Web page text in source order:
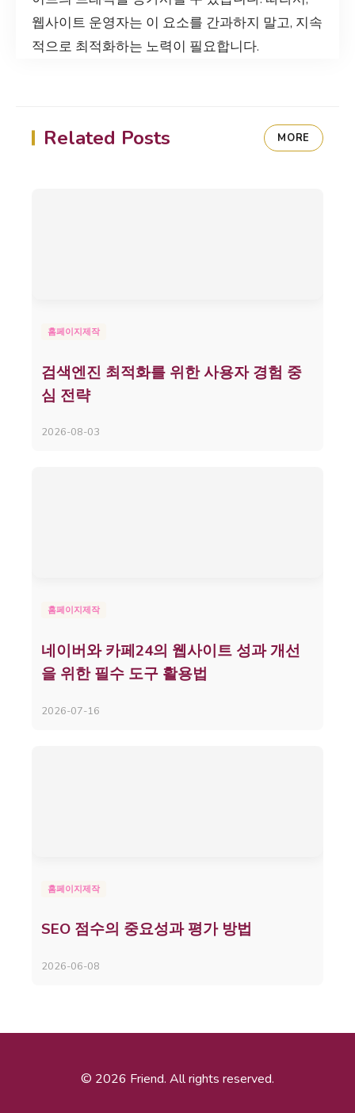
웹사이트 운영자는 이 요소를 간과하지 말고, 지속
적으로 최적화하는 노력이 필요합니다.
Related Posts MORE
홈페이지제작
검색엔진 최적화를 위한 사용자 경험 중
심 전략
2026-08-03
홈페이지제작
네이버와 카페24의 웹사이트 성과 개선
을 위한 필수 도구 활용법
2026-07-16
홈페이지제작
SEO 점수의 중요성과 평가 방법
2026-06-08
© 2026 Friend. All rights reserved.